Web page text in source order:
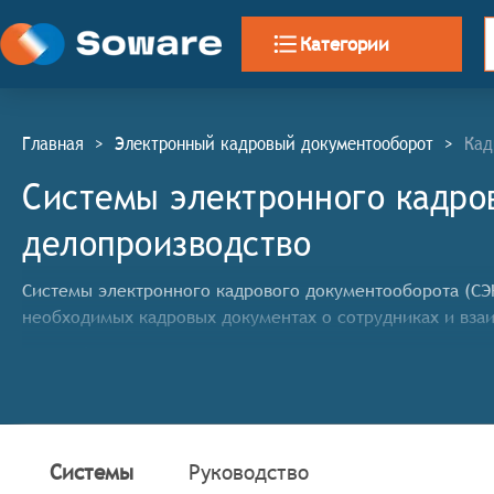
Категории
Главная > Электронный кадровый документооборот >
Системы электронного
делопроизводство
Системы электронного кадрового документооборота
необходимых кадровых документах о сотрудниках и
электронного кадрового документооборота, они
Ведение личных дел сотрудников: Хранение и
Оформление трудовых отношений: Автоматизация
Системы Руководство